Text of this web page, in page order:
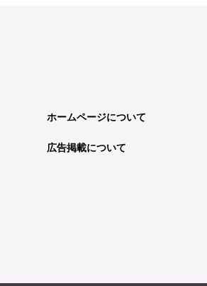
ホームページについて
広告掲載について